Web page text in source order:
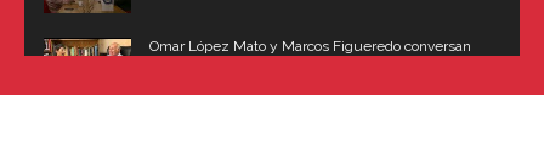
Omar López Mato y Marcos Figueredo conversan